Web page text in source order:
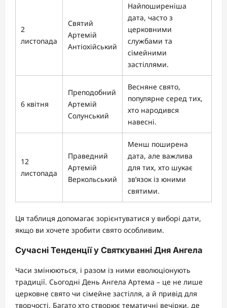
2
листопада
Святий
Артемій
Антіохійський
Найпоширеніша
дата, часто з
церковними
службами та
сімейними
застіллями.
6 квітня
Преподобний
Артемій
Солунський
Весняне свято,
популярне серед тих,
хто народився
навесні.
12
листопада
Праведний
Артемій
Веркольський
Менш поширена
дата, але важлива
для тих, хто шукає
зв’язок із юними
святими.
Ця таблиця допомагає зорієнтуватися у виборі дати,
якщо ви хочете зробити свято особливим.
Сучасні Тенденції у Святкуванні Дня Ангела
Часи змінюються, і разом із ними еволюціонують
традиції. Сьогодні День Ангела Артема – це не лише
церковне свято чи сімейне застілля, а й привід для
творчості. Багато хто створює тематичні вечірки, де